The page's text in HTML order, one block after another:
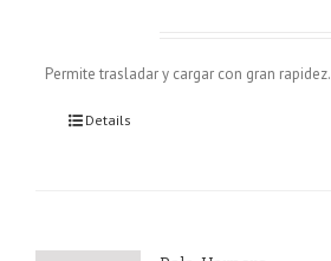
Permite trasladar y cargar con gran rapidez.
Details